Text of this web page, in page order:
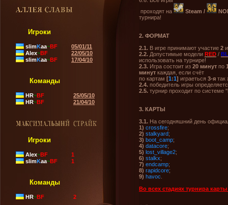
Игроки
slimKaa~BF
05/01/11
Alex~BF
22/05/10
slimKaa~BF 17/04/10
Команды
HR~BF
25/05/10
HR~BF 21/04/10
Игроки
Alex~BF
1
slimKaa~BF 1
Команды
HR~BF 2
проходят на
Steam /
турнира!
2. ФОРМАТ
2.1. В игре принимают участие 2
2.2. Допустимые модели RED /
использовать на турнире!
2.3. Игра состоит из 20 минут по
минут каждая, если счёт
по картам [1:1] играеться 3-я так
2.4. победитель игры
2.5. турнир проходит по системе "
3. КАРТЫ
3.1. На сегодняшний день
1) crossfire;
2) stalkyard;
3) boot_camp;
4) datacore;
5) lost_village2;
6) stalkx;
7) endcamp;
8) rapidcore;
9) havoc
Во всех стадиях турнира